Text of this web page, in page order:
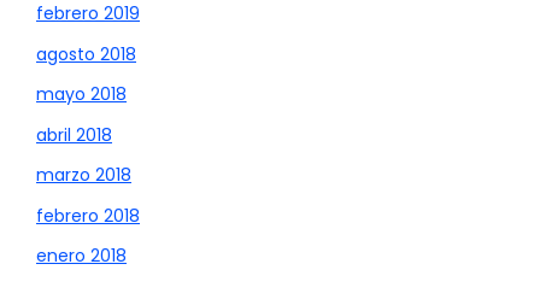
febrero 2019
agosto 2018
mayo 2018
abril 2018
marzo 2018
febrero 2018
enero 2018